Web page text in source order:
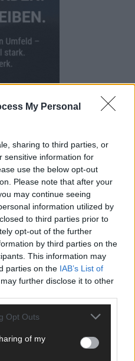
My Personal
sharing to third parties, or
sensitive information for
use the below opt-out
Please note that after your
may continue seeing
information utilized by
to third parties prior to
opt-out of the further
by third parties on the
This information may
parties on the IAB’s List of
further disclose it to other
Opt Outs
of my